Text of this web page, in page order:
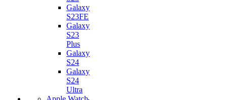
Galaxy
S23FE
Galaxy
S23
Plus
Galaxy
S24
Galaxy
S24
Ultra